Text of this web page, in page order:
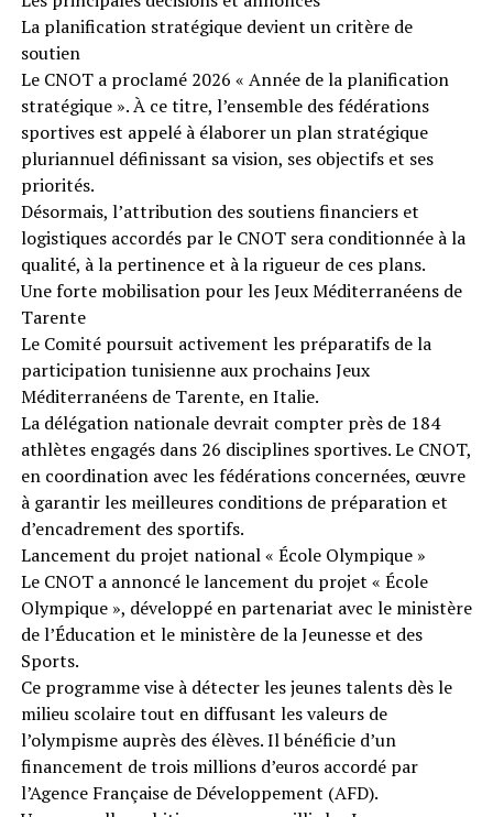
La planification stratégique devient un critère de
soutien
Le CNOT a proclamé 2026 « Année de la planification
stratégique ». À ce titre, l’ensemble des fédérations
sportives est appelé à élaborer un plan stratégique
pluriannuel définissant sa vision, ses objectifs et ses
priorités.
Désormais, l’attribution des soutiens financiers et
logistiques accordés par le CNOT sera conditionnée à la
qualité, à la pertinence et à la rigueur de ces plans.
Une forte mobilisation pour les Jeux Méditerranéens de
Tarente
Le Comité poursuit activement les préparatifs de la
participation tunisienne aux prochains Jeux
Méditerranéens de Tarente, en Italie.
La délégation nationale devrait compter près de 184
athlètes engagés dans 26 disciplines sportives. Le CNOT,
en coordination avec les fédérations concernées, œuvre
à garantir les meilleures conditions de préparation et
d’encadrement des sportifs.
Lancement du projet national « École Olympique »
Le CNOT a annoncé le lancement du projet « École
Olympique », développé en partenariat avec le ministère
de l’Éducation et le ministère de la Jeunesse et des
Sports.
Ce programme vise à détecter les jeunes talents dès le
milieu scolaire tout en diffusant les valeurs de
l’olympisme auprès des élèves. Il bénéficie d’un
financement de trois millions d’euros accordé par
l’Agence Française de Développement (AFD).